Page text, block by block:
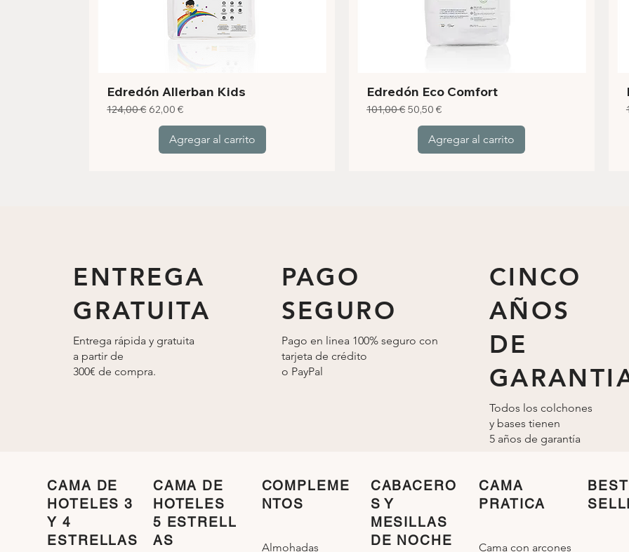
Edredón Allerban Kids
Precio
124,00 € Precio de oferta
62,00 €
Agregar al carrito
Edredón Eco Comfort
Precio
101,00 € Precio de oferta
50,50 €
Agregar al carrito
ENTREGA
GRATUITA
Entrega rápida y gratuita
a partir de
300€ de compra.
PAGO
SEGURO
Pago en linea 100% seguro con
tarjeta de crédito
o PayPal
CINCO
AÑOS
DE
Todos los colchones
y bases tienen
5 años de garantía
CAMA DE
HOTELES 3
Y 4
ESTRELLAS
CAMA DE
HOTELES
5 ESTRELL
AS
COMPLEME
NTOS
Almohadas
CABACERO
S Y
MESILLAS
DE NOCHE
CAMA
PRATICA
Cama con arcones
BEST